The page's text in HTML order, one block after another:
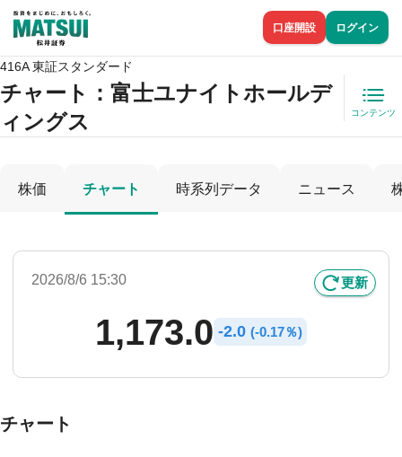
口座開設 ログイン
416A 東証スタンダード
チャート： 富士ユナイトホールデ
ィングス
コンテンツ
株価 チャート 時系列データ ニュース
2026/8/6 15:30 更新
1,173.0 -2.0 (-0.17％)
チャート